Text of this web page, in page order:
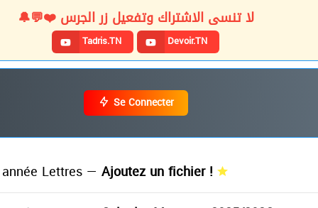
لا تنسى الاشتراك وتفعيل زر الجرس ❤️💬🔔
Tadris.TN Devoir.TN
Se Connecter
Lettres — Ajoutez un fichier !